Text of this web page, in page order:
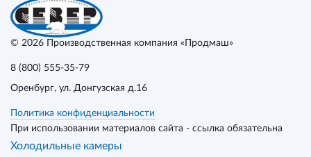
© 2026 Производственная компания «Продмаш»
8 (800) 555-35-79
Оренбург, ул. Донгузская д.16
Политика конфиденциальности
При использовании материалов сайта - ссылка обязательна
Холодильные камеры